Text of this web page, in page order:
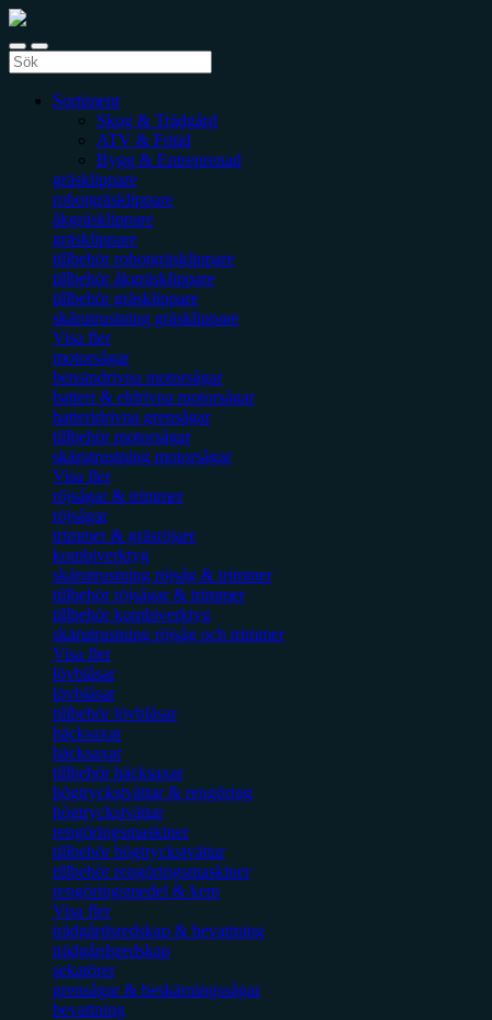
Sortiment
Skog & Trädgård
ATV & Fritid
Bygg & Entreprenad
gräsklippare
robotgräsklippare
åkgräsklippare
gräsklippare
tillbehör robotgräsklippare
tillbehör åkgräsklippare
tillbehör gräsklippare
skärutrustning gräsklippare
Visa fler
motorsågar
bensindrivna motorsågar
batteri & eldrivna motorsågar
batteridrivna grensågar
tillbehör motorsågar
skärutrustning motorsågar
Visa fler
röjsågar & trimmer
röjsågar
trimmer & gräsröjare
kombiverktyg
skärutrustning röjsåg & trimmer
tillbehör röjsågar & trimmer
tillbehör kombiverktyg
skärutrustning röjsåg och trimmer
Visa fler
lövblåsar
lövblåsar
tillbehör lövblåsar
häcksaxar
häcksaxar
tillbehör häcksaxar
högtryckstvättar & rengöring
högtryckstvättar
rengöringsmaskiner
tillbehör högtryckstvättar
tillbehör rengöringsmaskiner
rengöringsmedel & kem
Visa fler
trädgårdsredskap & bevattning
trädgårdsredskap
sekatörer
grensågar & beskärningssågar
bevattning